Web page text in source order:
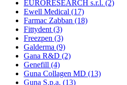
EURORESEARCH s.r.l. (2)
Ewell Medical (17)
Farmac Zabban (18)
Fittydent (3)
Freezpen (3)
Galderma (9)
Gana R&D (2)
Genefill (4)
Guna Collagen MD (13)
Guna S.p.a. (13)